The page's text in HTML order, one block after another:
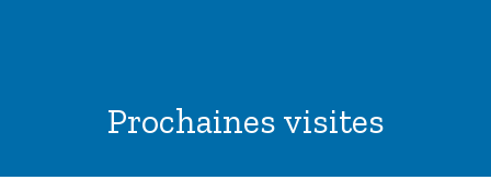
Prochaines visites